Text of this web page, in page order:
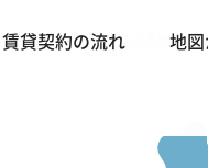
賃貸契約の流れ 地図
バンコクの不動産・